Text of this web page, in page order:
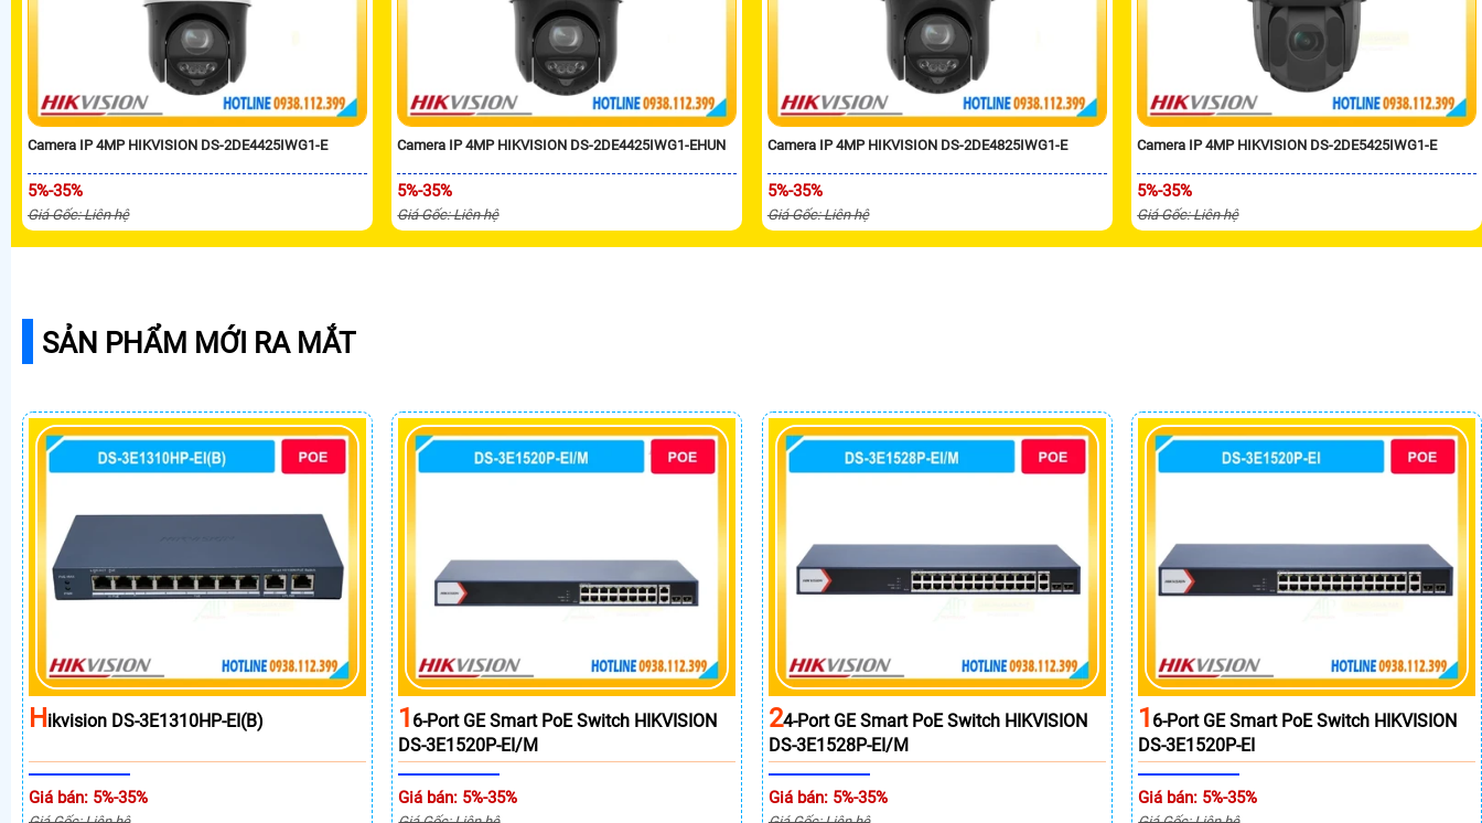
Camera IP 4MP HIKVISION DS-2DE4425IWG1-E
5%-35%
Giá Gốc: Liên hệ
Camera IP 4MP HIKVISION DS-2DE4425IWG1-EHUN
5%-35%
Giá Gốc: Liên hệ
Camera IP 4MP HIKVISION DS-2DE4825IWG1-E
5%-35%
Giá Gốc: Liên hệ
Camera IP 4MP HIKVISION DS-2DE5425IWG1-E
5%-35%
Giá Gốc: Liên hệ
SẢN PHẨM MỚI RA MẮT
H Ikvision DS-3E1310HP-EI(B)
Giá bán: 5%-35%
1 6-Port GE Smart PoE Switch HIKVISION
DS-3E1520P-EI/M
Giá bán: 5%-35%
24-Port GE Smart PoE Switch HIKVISION
DS-3E1528P-EI/M
Giá bán: 5%-35%
1 6-Port GE Smart PoE Switch HIKVISION
DS-3E1520P-EI
Giá bán: 5%-35%